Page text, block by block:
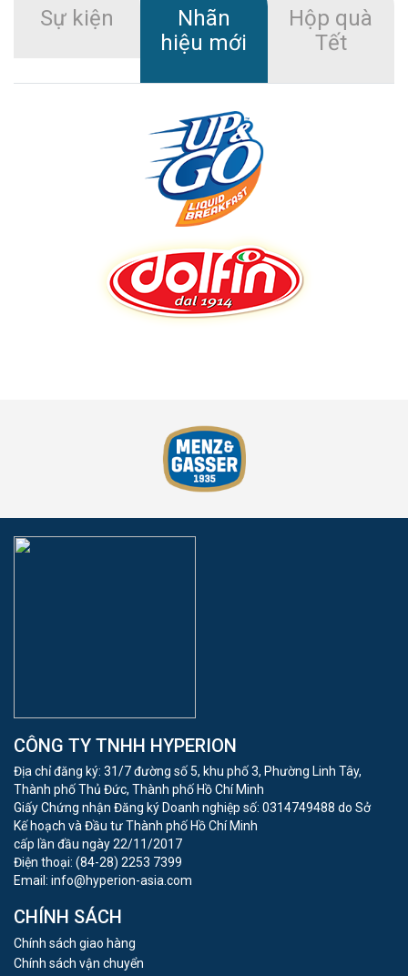
Sự kiện
Nhãn
hiệu mới
Hộp quà
Tết
CÔNG TY TNHH HYPERION
Địa chỉ đăng ký: 31/7 đường số 5, khu phố 3, Phường Linh Tây,
Thành phố Thủ Đức, Thành phố Hồ Chí Minh
Giấy Chứng nhận Đăng ký Doanh nghiệp số: 0314749488 do Sở
Kế hoạch và Đầu tư Thành phố Hồ Chí Minh
cấp lần đầu ngày 22/11/2017
Điện thoại: (84-28) 2253 7399
Email: info@hyperion-asia.com
CHÍNH SÁCH
Chính sách giao hàng
Chính sách vận chuyển